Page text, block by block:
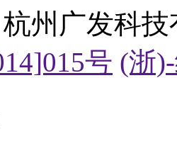
州广发科
号 (浙